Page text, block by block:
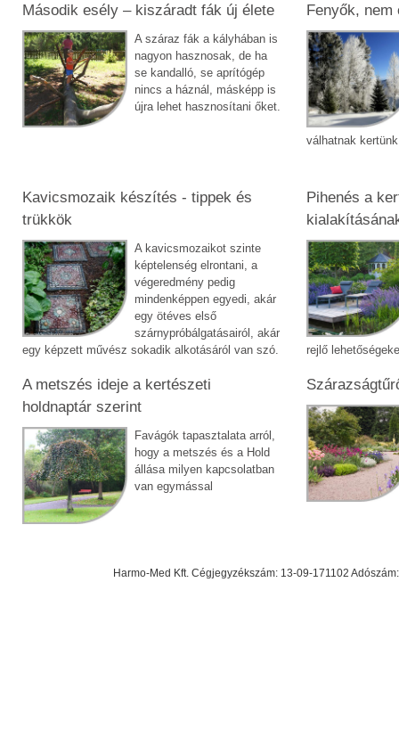
Második esély – kiszáradt fák új élete
A száraz fák a kályhában is
nagyon hasznosak, de ha
se kandalló, se aprítógép
nincs a háznál, másképp is
újra lehet hasznosítani őket.
Fenyők,
válhatnak
Kavicsmozaik készítés - tippek és
trükkök
A kavicsmozaikot szinte
képtelenség elrontani, a
végeredmény pedig
mindenképpen egyedi, akár
egy ötéves első
szárnypróbálgatásairól, akár
egy képzett művész sokadik alkotásáról van szó.
Pihenés a
rejlő
A metszés ideje a kertészeti
holdnaptár szerint
Favágók tapasztalata arról,
hogy a metszés és a Hold
állása milyen kapcsolatban
van egymással
Harmo-Med Kft. Cégjegyzékszám: 13-09-171102